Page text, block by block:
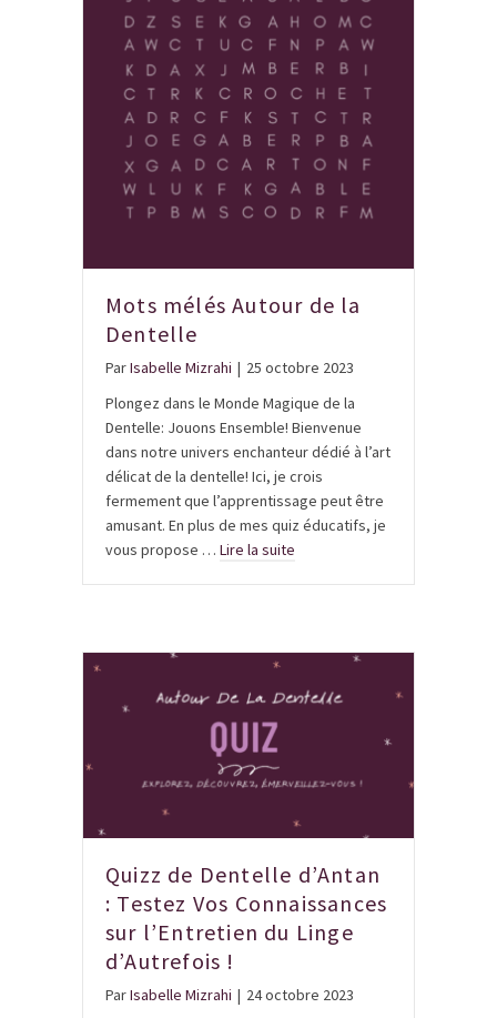
Mots mélés Autour de la
Dentelle
ParIsabelle Mizrahi | 25 octobre 2023
Plongez dans le Monde Magique de la
Dentelle: Jouons Ensemble! Bienvenue
dans notre univers enchanteur dédié à l’art
délicat de la dentelle! Ici, je crois
fermement que l’apprentissage peut être
amusant. En plus de mes quiz éducatifs, je
vous propose … Lire la suite
Quizz de Dentelle d’Antan
: Testez Vos Connaissances
sur l’Entretien du Linge
d’Autrefois !
ParIsabelle Mizrahi | 24 octobre 2023